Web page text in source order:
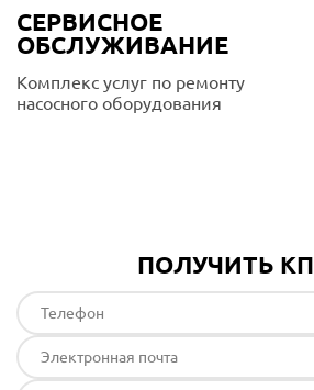
СЕРВИСНОЕ
ОБСЛУЖИВАНИЕ
Комплекс услуг по ремонту
насосного оборудования
ПОЛУЧИТЬ КП